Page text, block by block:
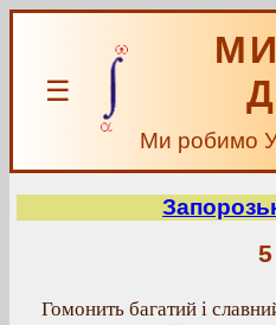
☰
Ми робимо
5
Гомонить багатий і